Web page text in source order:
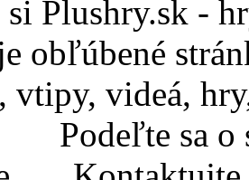
Plushry.sk -
obľúbené
vtipy, videá,
Podeľte sa o